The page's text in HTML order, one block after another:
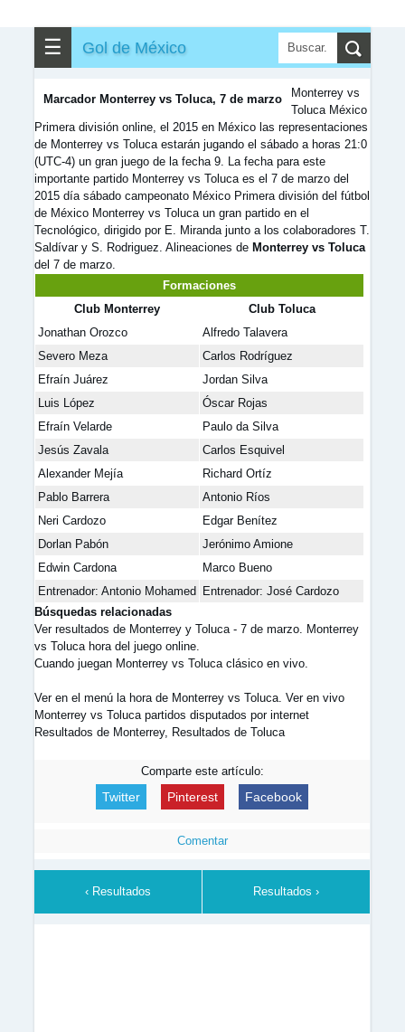
☰ Gol de México
Marcador Monterrey vs Toluca, 7 de marzo
Monterrey vs
Toluca México
Primera división online, el 2015 en México las representaciones
de Monterrey vs Toluca estarán jugando el sábado a horas 21:0
(UTC-4) un gran juego de la fecha 9. La fecha para este
importante partido Monterrey vs Toluca es el 7 de marzo del
2015 día sábado campeonato México Primera división del fútbol
de México Monterrey vs Toluca un gran partido en el
Tecnológico, dirigido por E. Miranda junto a los colaboradores T.
Saldívar y S. Rodriguez. Alineaciones de Monterrey vs Toluca
del 7 de marzo.
Formaciones
Club Monterrey
Club Toluca
Jonathan Orozco
Alfredo Talavera
Severo Meza
Carlos Rodríguez
Efraín Juárez
Jordan Silva
Luis López
Óscar Rojas
Efraín Velarde
Paulo da Silva
Jesús Zavala
Carlos Esquivel
Alexander Mejía
Richard Ortíz
Pablo Barrera
Antonio Ríos
Neri Cardozo
Edgar Benítez
Dorlan Pabón
Jerónimo Amione
Edwin Cardona
Marco Bueno
Entrenador: Antonio Mohamed
Entrenador: José Cardozo
Búsquedas relacionadas
Ver resultados de Monterrey y Toluca - 7 de marzo. Monterrey
vs Toluca hora del juego online.
Cuando juegan Monterrey vs Toluca clásico en vivo.
Ver en el menú la hora de Monterrey vs Toluca. Ver en vivo
Monterrey vs Toluca partidos disputados por internet
Resultados de Monterrey, Resultados de Toluca
Comparte este artículo:
Twitter Pinterest Facebook
Comentar
‹ Resultados Resultados ›
✎ Otros ▼